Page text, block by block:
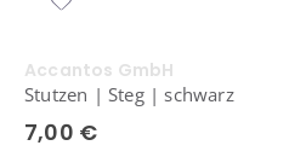
Accantos GmbH
Stutzen | Steg | schwarz
7,00 €